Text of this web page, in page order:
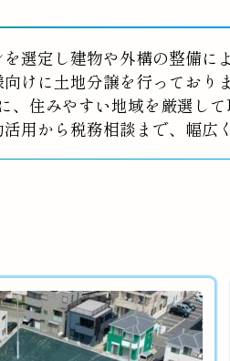
選定し建物や外構の整備に
けに土地分譲を行っておりま
住みやすい地域を厳選して
用から税務相談まで、幅広